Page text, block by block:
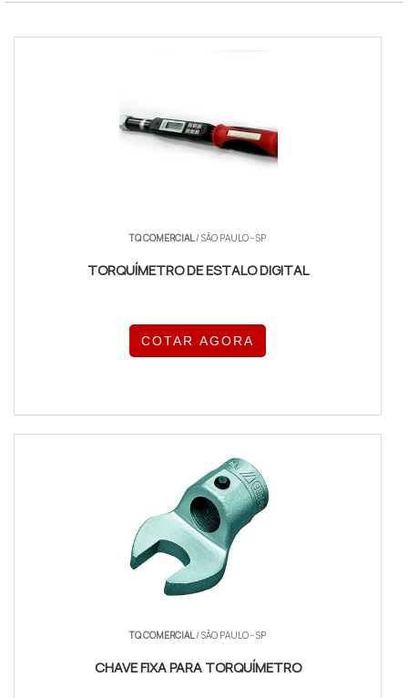
TQ COMERCIAL/ SÃO PAULO - SP
TORQUÍMETRO DE ESTALO DIGITAL
COTAR AGORA
TQ COMERCIAL/ SÃO PAULO - SP
CHAVE FIXA PARA TORQUÍMETRO